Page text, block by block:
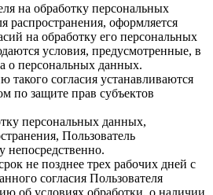
на обработку персональных
распространения, оформляется
на обработку его персональных
условия, предусмотренные, в
о персональных данных.
такого согласия устанавливаются
по защите прав субъектов
персональных данных,
Пользователь
непосредственно.
не позднее трех рабочих дней с
согласия Пользователя
об условиях обработки, о наличии